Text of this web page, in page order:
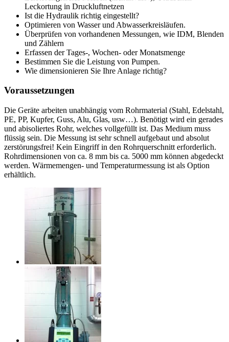
Leckortung in Druckluftnetzen
Ist die Hydraulik richtig eingestellt?
Optimieren von Wasser und Abwasserkreisläufen.
Überprüfen von vorhandenen Messungen, wie IDM, Blenden
und Zählern
Erfassen der Tages-, Wochen- oder Monatsmenge
Bestimmen Sie die Leistung von Pumpen.
Wie dimensionieren Sie Ihre Anlage richtig?
Voraussetzungen
Die Geräte arbeiten unabhängig vom Rohrmaterial (Stahl, Edelstahl,
PE, PP, Kupfer, Guss, Alu, Glas, usw…). Benötigt wird ein gerades
und abisoliertes Rohr, welches vollgefüllt ist. Das Medium muss
flüssig sein. Die Messung ist sehr schnell aufgebaut und absolut
zerstörungsfrei! Kein Eingriff in den Rohrquerschnitt erforderlich.
Rohrdimensionen von ca. 8 mm bis ca. 5000 mm können abgedeckt
werden. Wärmemengen- und Temperaturmessung ist als Option
erhältlich.